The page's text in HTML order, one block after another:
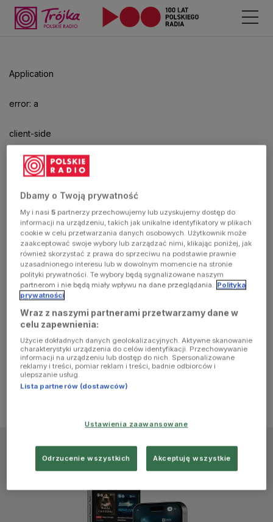
Application
error: a
client-side
exception
has
occurred
(see the
browser
console for
more
information)
Dbamy o Twoją prywatność
My i nasi5 partnerzy przechowujemy lub uzyskujemy dostęp do
informacji na urządzeniu, takich jak unikalne identyfikatory w plikach
cookie w celu przetwarzania danych osobowych. Użytkownik może
zaakceptować swoje wybory lub zarządzać nimi, klikając poniżej, jak
również skorzystać z prawa do sprzeciwu na podstawie prawnie
uzasadnionego interesu lub w dowolnym momencie na stronie
polityki prywatności. Te wybory będą sygnalizowane naszym
partnerom i nie będą miały wpływu na dane przeglądania. Polityka
prywatności
Wraz z naszymi partnerami przetwarzamy dane w
celu zapewnienia:
Użycie dokładnych danych geolokalizacyjnych. Aktywne skanowanie
charakterystyki urządzenia do celów identyfikacji. Przechowywanie
informacji na urządzeniu lub dostęp do nich. Spersonalizowane
reklamy i treści, pomiar reklam i treści, badnie odbiorców i
ulepszanie usług.
Lista partnerów (dostawców)
Ustawienia zaawansowane
Odrzucenie wszystkich Akceptuję wszystkie